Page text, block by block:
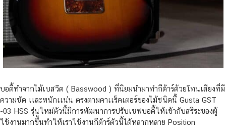
บอดี้ทำจากไม้เบสว๊ด ( Basswood ) ที่นิยมนำมาทำกีต้าร์ด้วยโทนเสียงที่มี
ความชัด เเละหนักเเน่น ตรงตามคาเเร็คเตอร์ของไม้ชนิดนี้ Gusta GST
-03 HSS รุ่นใหม่ตัวนี้มีการพัฒนาการปรับเชฟบอดี้ให้เข้ากับสรีระของผู้
ใช้งานมากขึ้นทำให้เราใช้งานกีต้าร์ตัวนี้ได้หลากหลาย Position